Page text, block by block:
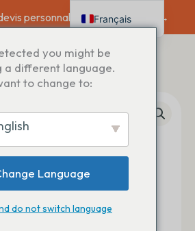
personnalisé dès aujourd'hui →
you might be
a different language.
to change to:
Language
do not switch language
Français
Deutsch
Nederlands